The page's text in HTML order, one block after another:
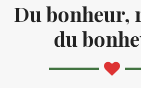
Du bonheur,
du